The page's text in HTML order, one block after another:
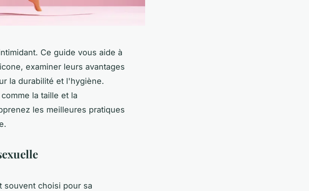
Ce guide vous aide à
examiner leurs avantages
la durabilité et l'hygiène.
la taille et la
les meilleures pratiques
souvent choisi pour sa